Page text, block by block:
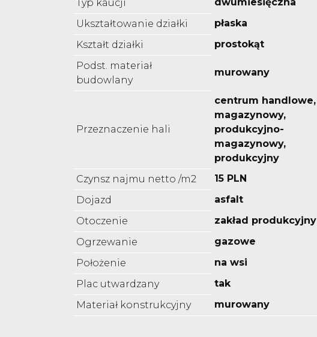
Typ kaucji
Ukształtowanie działki
płaska
Kształt działki
prostokąt
Podst. materiał
budowlany
murowany
Przeznaczenie hali
centrum handlowe,
magazynowy,
produkcyjno-
magazynowy,
produkcyjny
Czynsz najmu netto /m2
15 PLN
Dojazd
asfalt
Otoczenie
zakład produkcyjny
Ogrzewanie
gazowe
Położenie
na wsi
Plac utwardzany
tak
Materiał konstrukcyjny
murowany